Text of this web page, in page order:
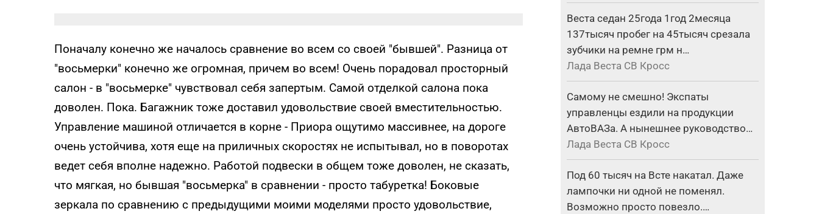
Поначалу конечно же началось сравнение во всем со своей "бывшей". Разница от
"восьмерки" конечно же огромная, причем во всем! Очень порадовал просторный
салон - в "восьмерке" чувствовал себя запертым. Самой отделкой салона пока
доволен. Пока. Багажник тоже доставил удовольствие своей вместительностью.
Управление машиной отличается в корне - Приора ощутимо массивнее, на дороге
очень устойчива, хотя еще на приличных скоростях не испытывал, но в поворотах
ведет себя вполне надежно. Работой подвески в общем тоже доволен, не сказать,
что мягкая, но бывшая "восьмерка" в сравнении - просто табуретка! Боковые
зеркала по сравнению с предыдущими моими моделями просто удовольствие,
Веста седан 25года 1год 2месяца
137тысяч пробег на 45тысяч срезала
зубчики на ремне грм н…
Лада Веста СВ Кросс
Самому не смешно! Экспаты
управленцы ездили на продукции
АвтоВАЗа. А нынешнее руководство…
Лада Веста СВ Кросс
Под 60 тысяч на Всте накатал. Даже
лампочки ни одной не поменял.
Возможно просто повезло.…